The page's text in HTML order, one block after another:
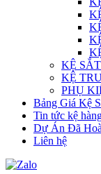
KỆ
KỆ
PHỤ
Bảng Giá Kệ
Tin tức kệ
Dự Án Đã
Liên hệ